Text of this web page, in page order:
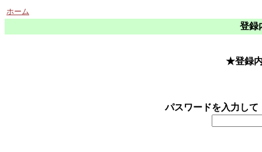
ホーム
登録
★登録
パスワードを入力し